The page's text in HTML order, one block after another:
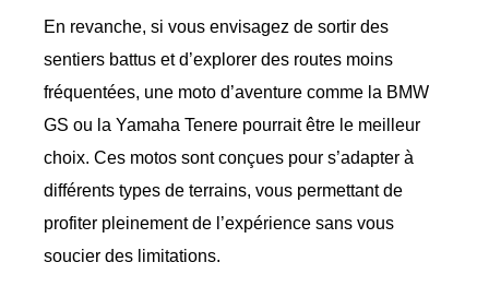
En revanche, si vous envisagez de sortir des
sentiers battus et d’explorer des routes moins
fréquentées, une moto d’aventure comme la BMW
GS ou la Yamaha Tenere pourrait être le meilleur
choix. Ces motos sont conçues pour s’adapter à
différents types de terrains, vous permettant de
profiter pleinement de l’expérience sans vous
soucier des limitations.